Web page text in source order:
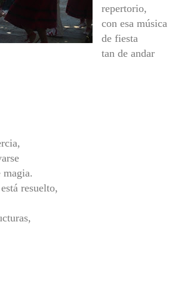
repertorio,
con esa música
de fiesta
tan de andar
magia.
resuelto,